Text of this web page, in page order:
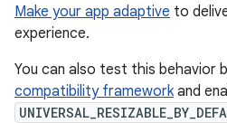
Make your app adaptive to
experience.
You can also test this behavior
compatibility frameworkand